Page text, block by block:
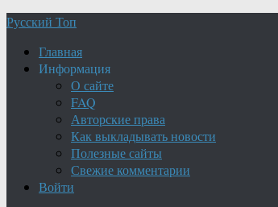
Русский Топ
Главная
Информация
О сайте
FAQ
Авторские права
Как выкладывать новости
Полезные сайты
Свежие комментарии
Войти